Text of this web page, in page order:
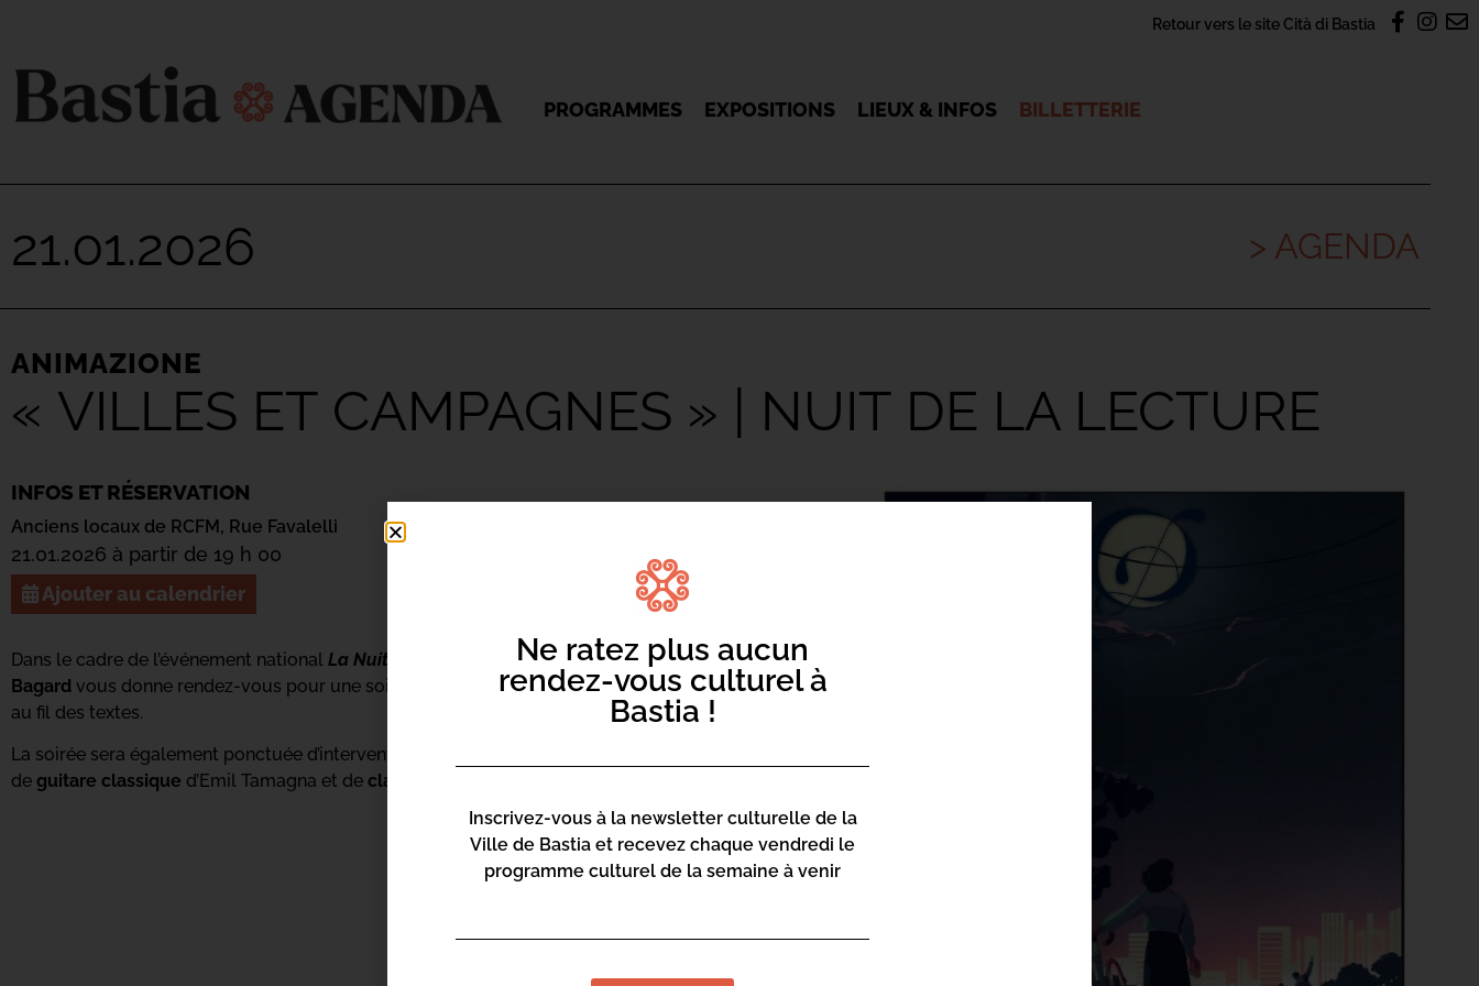
Retour vers le site Cità di Bastia
PROGRAMMES EXPOSITIONS LIEUX & INFOS BILLETTERIE
21.01.2026 > AGENDA
ANIMAZIONE
« VILLES ET CAMPAGNES » | NUIT DE LA LECTURE
INFOS ET RÉSERVATION
Anciens locaux de RCFM, Rue Favalelli
21.01.2026 à partir de 19 h 00
Ajouter au calendrier
Dans le cadre de l’événement national La Nuit de la Lecture , la classe théâtre deJoëlle
Bagard vous donne rendez-vous pour une soirée de lectures où ville et campagne se répondent
au fil des textes.
La soirée sera également ponctuée d’interventions musicales, avec la participation des classes
de guitare classique d’Emil Tamagna et de clarinette
Ne ratez plus aucun
rendez-vous culturel à
Bastia !
Inscrivez-vous à la newsletter culturelle de la
Ville de Bastia et recevez chaque vendredi le
programme culturel de la semaine à venir